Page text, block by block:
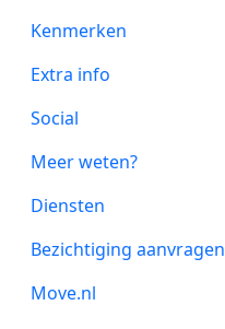
Kenmerken
Extra info
Social
Meer weten?
Diensten
Bezichtiging aanvragen
Move.nl